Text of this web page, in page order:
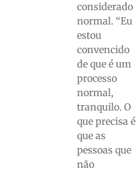
considerado
normal. “Eu
estou
convencido
de que é um
processo
normal,
tranquilo. O
que precisa é
que as
pessoas que
não